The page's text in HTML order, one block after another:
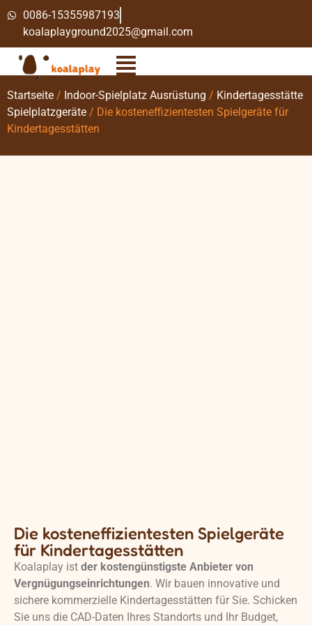
0086-15355987193
koalaplayground2025@gmail.com
Startseite / Indoor-Spielplatz Ausrüstung / Kindertagesstätte
Spielplatzgeräte / Die kosteneffizientesten Spielgeräte für
Kindertagesstätten
Die kosteneffizientesten Spielgeräte
für Kindertagesstätten
Koalaplay ist der kostengünstigste Anbieter von
Vergnügungseinrichtungen. Wir bauen innovative und
sichere kommerzielle Kindertagesstätten für Sie. Schicken
Sie uns die CAD-Daten Ihres Standorts und Ihr Budget,